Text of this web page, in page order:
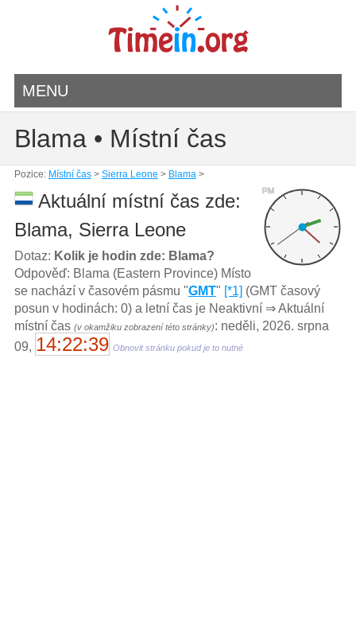
MENU
Blama • Místní čas
Pozice: Místní čas> Sierra Leone > Blama>
PM
Aktuální místní čas zde:
Blama, Sierra Leone
Dotaz: Kolik je hodin zde: Blama?
Odpověď: Blama (Eastern Province) Místo
se nachází v časovém pásmu "GMT" [*1] (GMT časový
posun v hodinách: 0) a letní čas je Neaktivní ⇒ Aktuální
místní čas (v okamžiku zobrazení této stránky): neděli, 2026. srpna
09, 14:22:39 Obnovit stránku pokud je to nutné